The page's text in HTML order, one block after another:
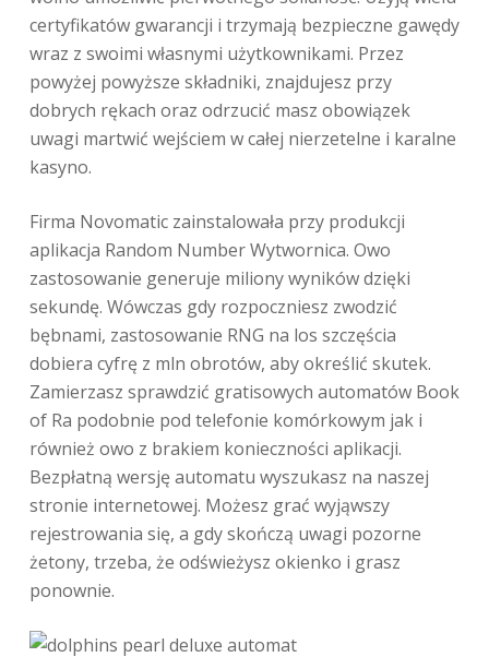
certyfikatów gwarancji i trzymają bezpieczne gawędy
wraz z swoimi własnymi użytkownikami. Przez
powyżej powyższe składniki, znajdujesz przy
dobrych rękach oraz odrzucić masz obowiązek
uwagi martwić wejściem w całej nierzetelne i karalne
kasyno.
Firma Novomatic zainstalowała przy produkcji
aplikacja Random Number Wytwornica. Owo
zastosowanie generuje miliony wyników dzięki
sekundę. Wówczas gdy rozpoczniesz zwodzić
bębnami, zastosowanie RNG na los szczęścia
dobiera cyfrę z mln obrotów, aby określić skutek.
Zamierzasz sprawdzić gratisowych automatów Book
of Ra podobnie pod telefonie komórkowym jak i
również owo z brakiem konieczności aplikacji.
Bezpłatną wersję automatu wyszukasz na naszej
stronie internetowej. Możesz grać wyjąwszy
rejestrowania się, a gdy skończą uwagi pozorne
żetony, trzeba, że odświeżysz okienko i grasz
ponownie.